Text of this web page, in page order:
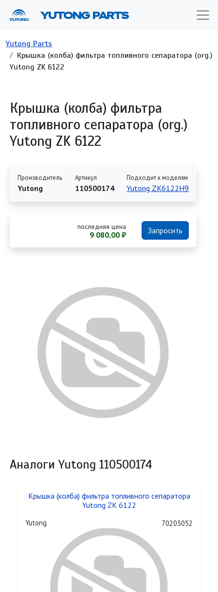
YUTONG PARTS
Строка навигации
Yutong Parts
Крышка (колба) фильтра топливного сепаратора (org.)
Yutong ZK 6122
Крышка (колба) фильтра
топливного сепаратора (org.)
Yutong ZK 6122
Производитель
Yutong
Артикул
110500174
Подходит к моделям
Yutong ZK6122H9
последняя цена
9 080,00 ₽ Запросить
Аналоги Yutong 110500174
Крышка (колба) фильтра топливного сепаратора
Yutong ZK 6122
Yutong 70203052